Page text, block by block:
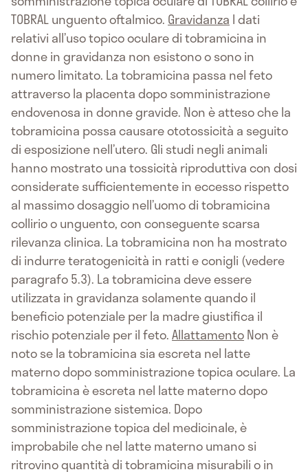
TOBRAL unguento oftalmico. Gravidanza I dati
relativi all’uso topico oculare di tobramicina in
donne in gravidanza non esistono o sono in
numero limitato. La tobramicina passa nel feto
attraverso la placenta dopo somministrazione
endovenosa in donne gravide. Non è atteso che la
tobramicina possa causare ototossicità a seguito
di esposizione nell’utero. Gli studi negli animali
hanno mostrato una tossicità riproduttiva con dosi
considerate sufficientemente in eccesso rispetto
al massimo dosaggio nell’uomo di tobramicina
collirio o unguento, con conseguente scarsa
rilevanza clinica. La tobramicina non ha mostrato
di indurre teratogenicità in ratti e conigli (vedere
paragrafo 5.3). La tobramicina deve essere
utilizzata in gravidanza solamente quando il
beneficio potenziale per la madre giustifica il
rischio potenziale per il feto.AllattamentoNon è
noto se la tobramicina sia escreta nel latte
materno dopo somministrazione topica oculare. La
tobramicina è escreta nel latte materno dopo
somministrazione sistemica. Dopo
somministrazione topica del medicinale, è
improbabile che nel latte materno umano si
ritrovino quantità di tobramicina misurabili o in